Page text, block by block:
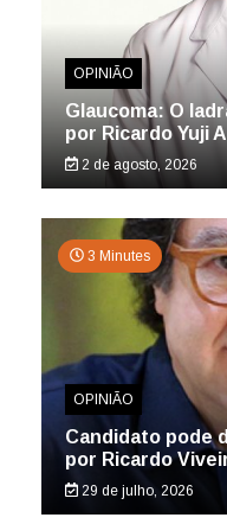
OPINIÃO
Glaucoma: O
por Ricardo Yuji
2 de agosto, 2026
3 Minutes
OPINIÃO
Candidato pode
por Ricardo
29 de julho, 2026